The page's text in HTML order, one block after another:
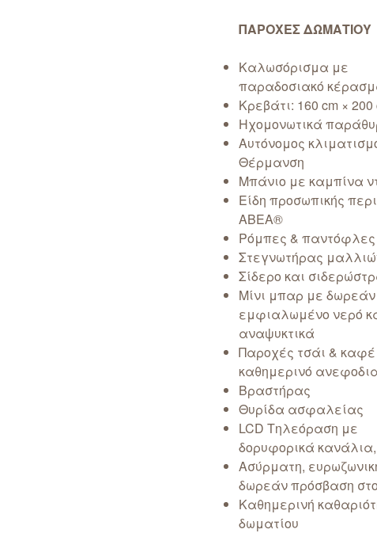
ΠΑΡΟΧΕΣ ΔΩΜΑΤΙΟΥ
Καλωσόρισμα με
παραδοσιακό
Κρεβάτι: 160 cm × 200
Ηχομονωτικά
Αυτόνομος
Θέρμανση
Μπάνιο με καμπίνα
Eίδη προσωπικής
ΑΒΕΑ®
Ρόμπες & παντόφλες
Στεγνωτήρας
Σίδερο και
Μίνι μπαρ με δωρεάν
εμφιαλωμένο νερό
αναψυκτικά
Παροχές τσάι &
καθημερινό
Βραστήρας
Θυρίδα ασφαλείας
LCD Τηλεόραση με
δορυφορικά
Ασύρματη,
δωρεάν πρόσβαση
Καθημερινή
δωματίου